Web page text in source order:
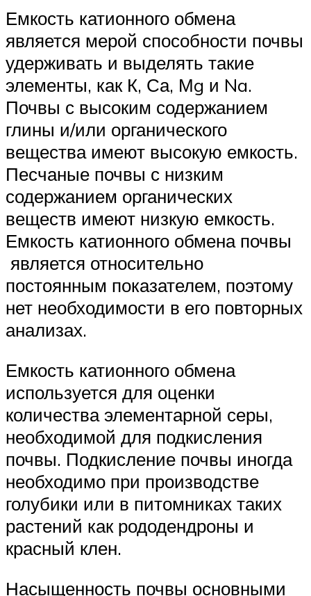
Емкость катионного обмена
является мерой способности почвы
удерживать и выделять такие
элементы, как К, Са, Мg и Na.
Почвы с высоким содержанием
глины и/или органического
вещества имеют высокую емкость.
Песчаные почвы с низким
содержанием органических
веществ имеют низкую емкость.
Емкость катионного обмена почвы
является относительно
постоянным показателем, поэтому
нет необходимости в его повторных
анализах.
Емкость катионного обмена
используется для оценки
количества элементарной серы,
необходимой для подкисления
почвы. Подкисление почвы иногда
необходимо при производстве
голубики или в питомниках таких
растений как рододендроны и
красный клен.
Насыщенность почвы основными